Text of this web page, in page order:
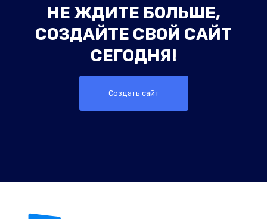
НЕ ЖДИТЕ БОЛЬШЕ,
СОЗДАЙТЕ СВОЙ САЙТ
СЕГОДНЯ!
Создать сайт